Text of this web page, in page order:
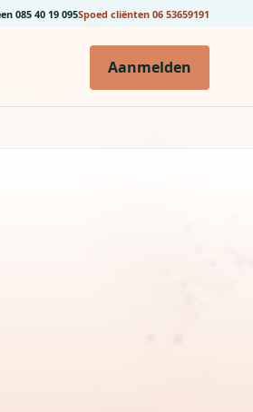
085 40 19 095Spoed cliënten 06 53659191
Aanmelden